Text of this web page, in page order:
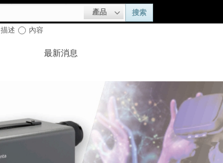
最新消息
產品 搜索
描述 內容